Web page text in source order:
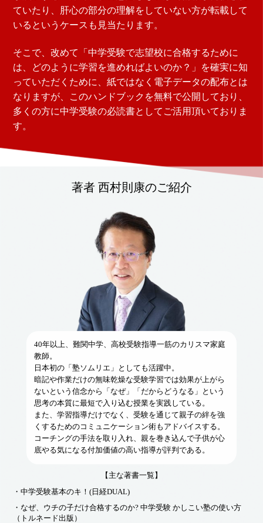
ていたり、肝心の部分の理解をしていない方が転載して
いるというケースも見当たります。
そこで、改めて「中学受験で志望校に合格するために
は、どのように学習を進めればよいのか？」を確実に知
っていただくために、紙ではなく電子データの配布とは
なりますが、このハンドブックを無料で公開しており、
多くの方に中学受験の必読書としてご活用頂いておりま
す。
著者 西村則康のご紹介
40年以上、難関中学、高校受験指導一筋のカリスマ家庭
教師。
日本初の「塾ソムリエ」としても活躍中。
暗記や作業だけの無味乾燥な受験学習では効果が上がら
ないという信念から「なぜ」「だからどうなる」という
思考の本質に最短で入り込む授業を実践している。
また、学習指導だけでなく、受験を通じて親子の絆を強
くするためのコミュニケーション術もアドバイスする。
コーチングの手法を取り入れ、親を巻き込んで子供が心
底やる気になる付加価値の高い指導が評判である。
【主な著書一覧】
・中学受験基本のキ！(日経DUAL)
・なぜ、ウチの子だけ合格するのか? 中学受験 かしこい塾の使い方
（トルネード出版）